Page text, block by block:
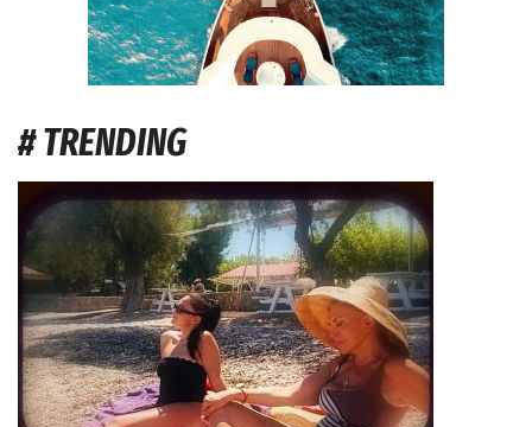
# TRENDING